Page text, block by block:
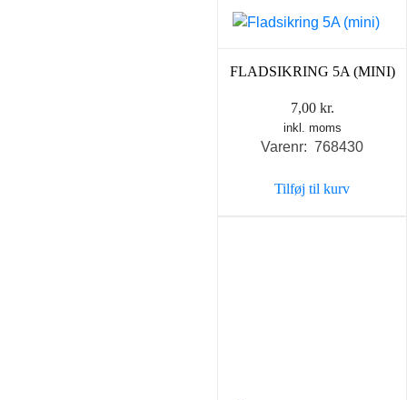
FLADSIKRING 5A (MINI)
7,00 kr.
inkl. moms
Varenr: 768430
Tilføj til kurv